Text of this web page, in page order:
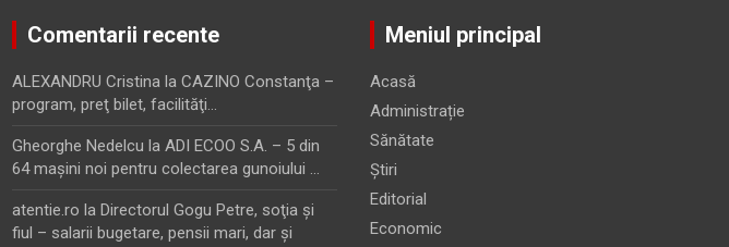
Comentarii recente
ALEXANDRU Cristina la CAZINO Constanţa –
program, preţ bilet, facilităţi…
Gheorghe Nedelcu la ADI ECOO S.A. – 5 din
64 maşini noi pentru colectarea gunoiului …
atentie.ro la Directorul Gogu Petre, soţia şi
fiul – salarii bugetare, pensii mari, dar şi
Meniul principal
Acasă
Administrație
Sănătate
Știri
Editorial
Economic